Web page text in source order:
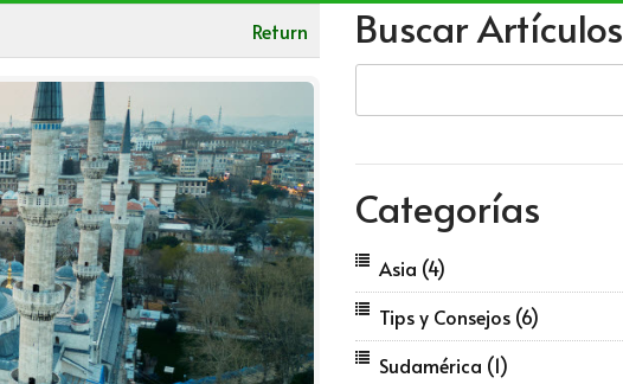
Return Buscar Artículos
Categorías
Asia (4)
Tips y Consejos (6)
Sudamérica (1)